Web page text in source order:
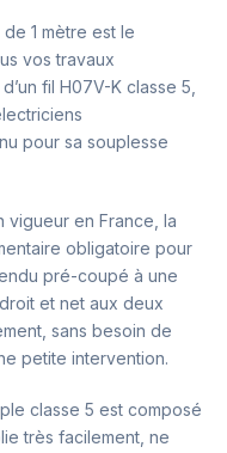
1 mètre est le
vos travaux
fil H07V-K classe 5,
pour sa souplesse
vigueur en France, la
obligatoire pour
pré-coupé à une
et net aux deux
sans besoin de
petite intervention.
classe 5 est composé
très facilement, ne